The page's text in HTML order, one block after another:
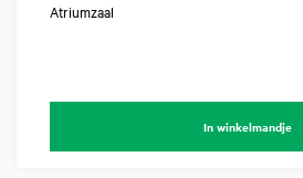
Atriumzaal
In winkelmandje